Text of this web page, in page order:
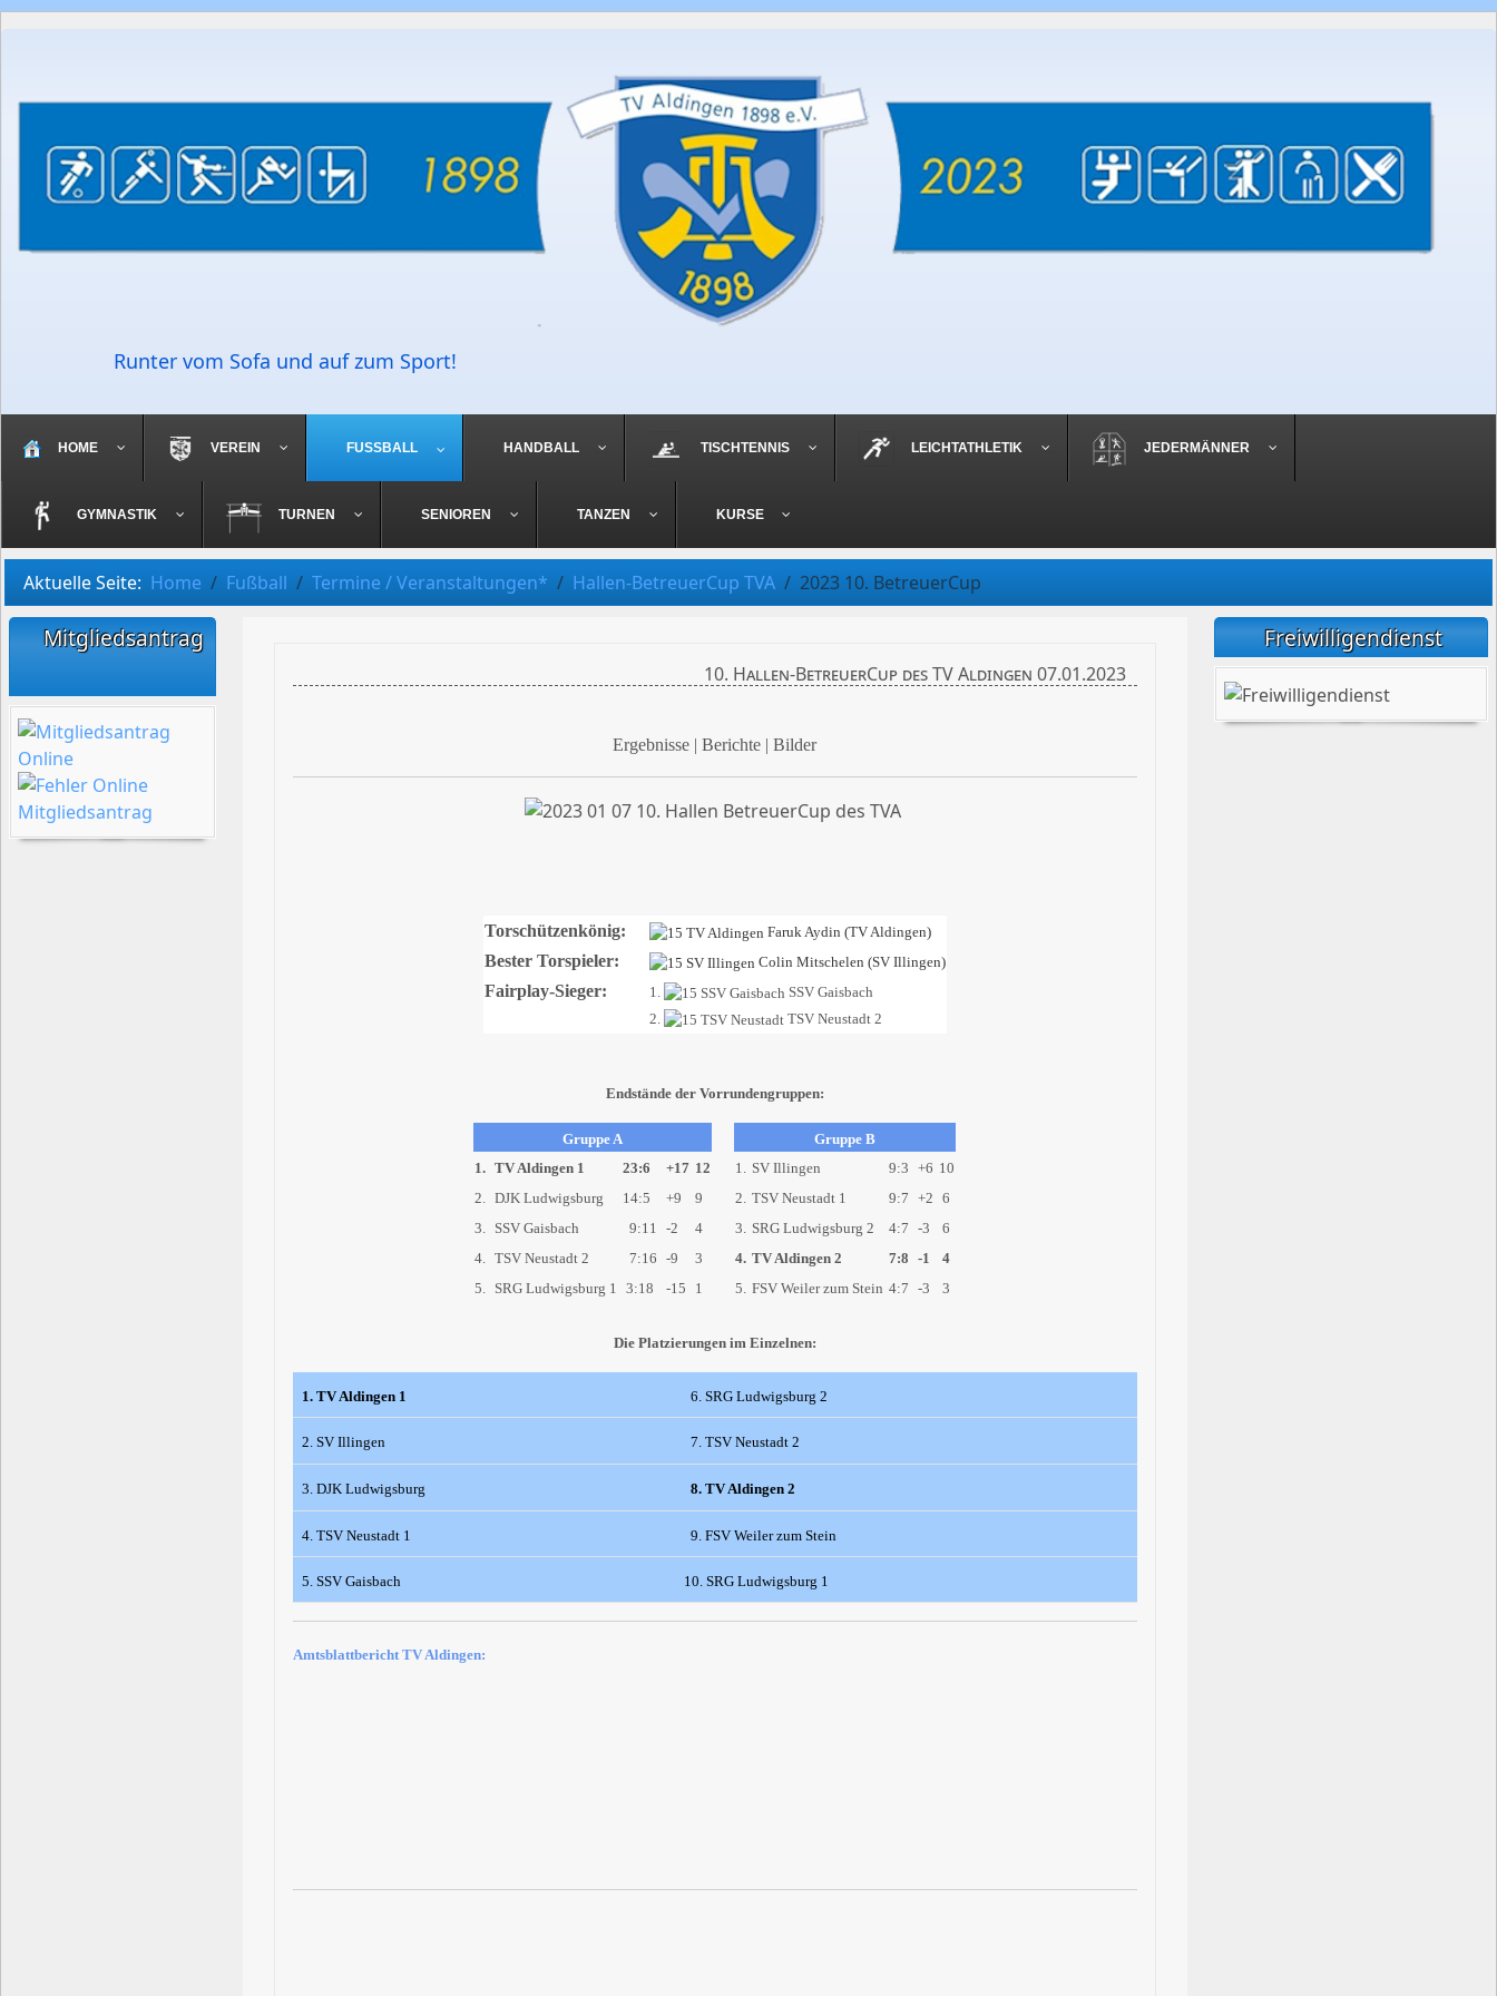
Runter vom Sofa und auf zum Sport!
HOME VEREIN FUSSBALL HANDBALL TISCHTENNIS LEICHTATHLETIK JEDERMÄNNER
GYMNASTIK TURNEN SENIOREN TANZEN KURSE
Aktuelle Seite: Home Fußball Termine / Veranstaltungen* Hallen-BetreuerCup TVA 2023 10. BetreuerCup
Mitgliedsantrag Freiwilligendienst
10. Hallen-BetreuerCup des TV Aldingen 07.01.2023
Ergebnisse | Berichte | Bilder
Torschützenkönig: Faruk Aydin (TV Aldingen)
Bester Torspieler: Colin Mitschelen (SV Illingen)
Fairplay-Sieger: 1.
SSV Gaisbach
2.
TSV Neustadt 2
Endstände der Vorrundengruppen:
Gruppe A
Gruppe B
1. TV Aldingen 1 23:6 +17 12 1. SV Illingen 9:3 +6 10
2.
DJK Ludwigsburg 14:5 +9 9 2. TSV Neustadt 1 9:7 +2 6
3.
SSV Gaisbach 9:11 -2 4 3. SRG Ludwigsburg 2 4:7 -3
6
4.
TSV Neustadt 2 7:16 -9 3 4. TV Aldingen 2 7:8 -1
4
5.
SRG Ludwigsburg 1 3:18 -15 1 5. FSV Weiler zum Stein 4:7 -3 3
Die Platzierungen im Einzelnen:
1. TV Aldingen 1 6. SRG Ludwigsburg 2
2. SV Illingen 7. TSV Neustadt 2
3. DJK Ludwigsburg 8. TV Aldingen 2
4. TSV Neustadt 1 9. FSV Weiler zum Stein
5. SSV Gaisbach 10. SRG Ludwigsburg 1
Amtsblattbericht TV Aldingen: